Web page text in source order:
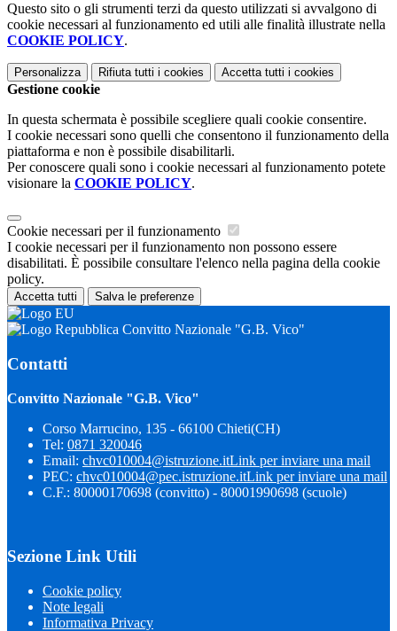
Questo sito o gli strumenti terzi da questo utilizzati si avvalgono di
cookie necessari al funzionamento ed utili alle finalità illustrate nella
COOKIE POLICY.
Personalizza Rifiuta tutti i cookies Accetta tutti i cookies
Gestione cookie
In questa schermata è possibile scegliere quali cookie consentire.
I cookie necessari sono quelli che consentono il funzionamento della
piattaforma e non è possibile disabilitarli.
Per conoscere quali sono i cookie necessari al funzionamento potete
visionare la COOKIE POLICY.
Cookie necessari per il funzionamento
I cookie necessari per il funzionamento non possono essere
disabilitati. È possibile consultare l'elenco nella pagina della cookie
policy.
Accetta tutti Salva le preferenze
Convitto Nazionale "G.B. Vico"
Contatti
Convitto Nazionale "G.B. Vico"
Corso Marrucino, 135 - 66100 Chieti(CH)
Tel: 0871 320046
Email: chvc010004@istruzione.itLink per inviare una mail
PEC: chvc010004@pec.istruzione.itLink per inviare una mail
C.F.: 80000170698 (convitto) - 80001990698 (scuole)
Sezione Link Utili
Cookie policy
Note legali
Informativa Privacy